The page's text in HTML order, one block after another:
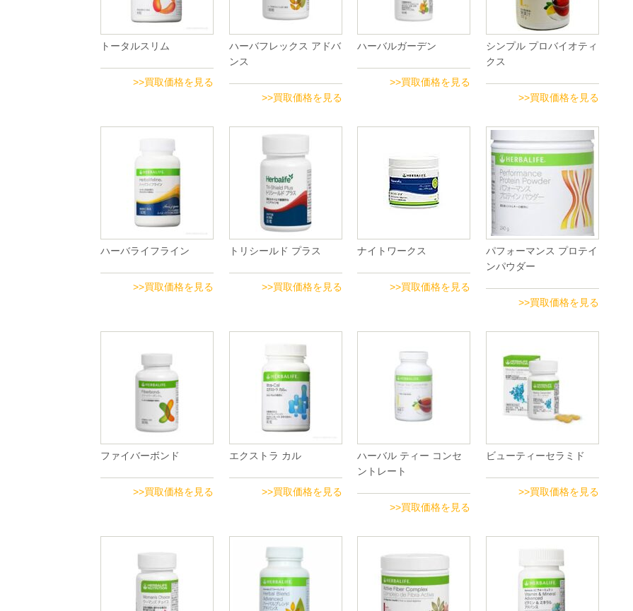
トータルスリム
>>買取価格を見る
ハーバフレックス アドバ
ンス
>>買取価格を見る
ハーバルガーデン
>>買取価格を見る
シンプル プロバイオティ
クス
>>買取価格を見る
ハーバライフライン
>>買取価格を見る
トリシールド プラス
>>買取価格を見る
ナイトワークス
>>買取価格を見る
パフォーマンス プロテイ
ンパウダー
>>買取価格を見る
ファイバーボンド
>>買取価格を見る
エクストラ カル
>>買取価格を見る
ハーバル ティー コンセ
ントレート
>>買取価格を見る
ビューティーセラミド
>>買取価格を見る